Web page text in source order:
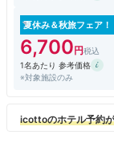
夏休み＆秋旅フェア！
6,700
1名あたり 参考価格
※対象施設のみ